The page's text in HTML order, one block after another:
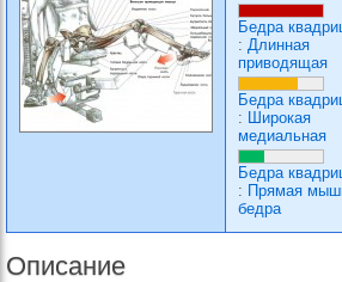
Бедра
: Длинная
приводящая
Бедра
: Широкая
медиальная
Бедра
: Прямая
бедра
Описание